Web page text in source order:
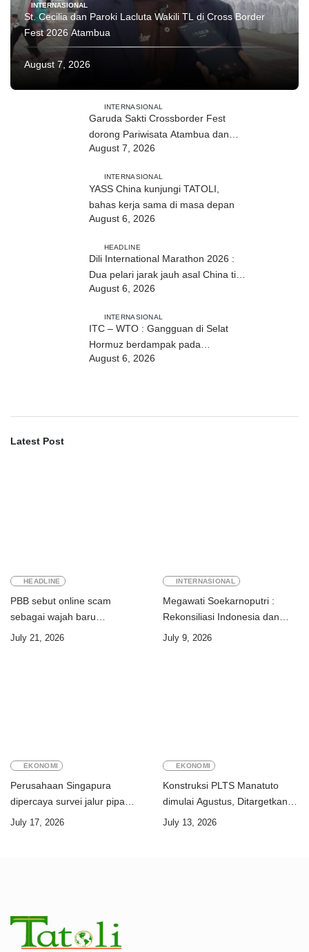
INTERNASIONAL
St. Cecilia dan Paroki Lacluta Wakili TL di Cross Border
August 7, 2026
INTERNASIONAL
Garuda Sakti Crossborder Fest
dorong Pariwisata Atambua dan
August 7, 2026
INTERNASIONAL
YASS China kunjungi TATOLI,
bahas kerja sama di masa depan
August 6, 2026
HEADLINE
Dili International Marathon 2026 :
Dua pelari jarak jauh asal China tiba
di Dili
August 6, 2026
INTERNASIONAL
ITC – WTO : Gangguan di Selat
Hormuz berdampak pada
perdagangan energi, pupuk, dan
August 6, 2026
Latest Post
HEADLINE
PBB sebut online scam
sebagai wajah baru
July 21, 2026
INTERNASIONAL
Megawati Soekarnoputri :
Rekonsiliasi Indonesia dan
Timor-Leste jadi teladan dunia
July 9, 2026
EKONOMI
Perusahaan Singapura
dipercaya survei jalur pipa
ekspor Gas Greater Sunrise
July 17, 2026
EKONOMI
Konstruksi PLTS Manatuto
dimulai Agustus, Ditargetkan
July 13, 2026